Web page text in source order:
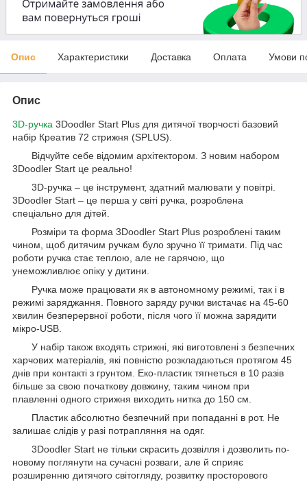
Опис Характеристики Доставка Оплата Умови
Опис
3D-ручка 3Doodler Start Plus для дитячої творчості базовий
набір Креатив 72 стрижня (SPLUS).
Відчуйте себе відомим архітектором. З новим набором
3Doodler Start це реально!
3D-ручка – це інструмент, здатний малювати у повітрі.
3Doodler Start – це перша у світі ручка, розроблена
спеціально для дітей.
Розміри та форма 3Doodler Start Plus розроблені таким
чином, щоб дитячим ручкам було зручно її тримати. Під час
роботи ручка стає теплою, але не гарячою, що
унеможливлює опіку у дитини.
Ручка може працювати як в автономному режимі, так і в
режимі заряджання. Повного заряду ручки вистачає на 45-60
хвилин безперервної роботи, після чого її можна зарядити
мікро-USB.
У набір також входять стрижні, які виготовлені з безпечних
харчових матеріалів, які повністю розкладаються протягом 45
днів при контакті з грунтом. Еко-пластик тягнеться в 10 разів
більше за свою початкову довжину, таким чином при
плавленні одного стрижня виходить нитка до 150 см.
Пластик абсолютно безпечний при попаданні в рот. Не
залишає слідів у разі потрапляння на одяг.
3Doodler Start не тільки скрасить дозвілля і дозволить по-
новому поглянути на сучасні розваги, але й сприяє
розширенню дитячого світогляду, розвитку просторового